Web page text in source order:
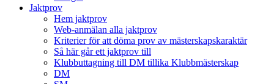
Jaktprov
Hem jaktprov
Web-anmälan alla jaktprov
Kriterier för att döma prov av mästerskapskaraktär
Så här går ett jaktprov till
Klubbuttagning till DM tillika Klubbmästerskap
DM